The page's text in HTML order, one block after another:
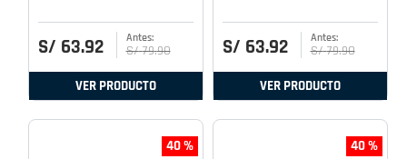
S/ 63.92 S/ 79.90
VER PRODUCTO
S/ 63.92 S/ 79.90
VER PRODUCTO
40 % 40 %